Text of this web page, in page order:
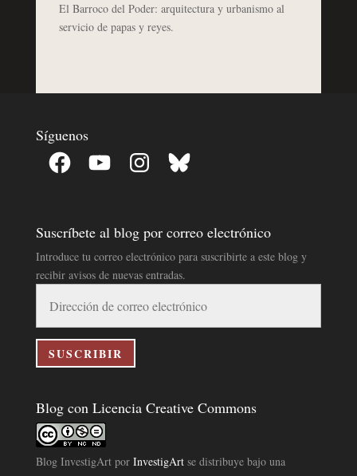
El Barroco del Poder: arquitectura y urbanismo al
servicio de papas y reyes.
Síguenos
Facebook YouTube InstagramBluesky
Suscríbete al blog por correo electrónico
Introduce tu correo electrónico para suscribirte a este blog y
recibir avisos de nuevas entradas.
correo
electrónico
SUSCRIBIR
Blog con Licencia Creative Commons
Blog InvestigArtpor InvestigArtse distribuye bajo una